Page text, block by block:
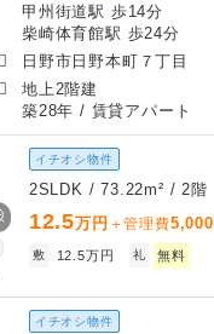
甲州街道駅 歩14分
柴崎体育館駅 歩24分
日野市日野本町７丁目
地上2階建
築28年 / 賃貸アパート
イチオシ物件
2SLDK / 73.22m² / 2階
12.5万円 ＋管理費5,000
敷 12.5万円 礼 無料
イチオシ物件